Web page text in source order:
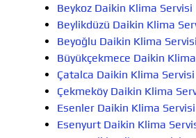
Beykoz Daikin Klima Servisi
Beylikdüzü Daikin Klima
Beyoğlu Daikin Klima Servisi
Büyükçekmece Daikin
Çatalca Daikin Klima Servisi
Çekmeköy Daikin Klima
Esenler Daikin Klima Servisi
Esenyurt Daikin Klima